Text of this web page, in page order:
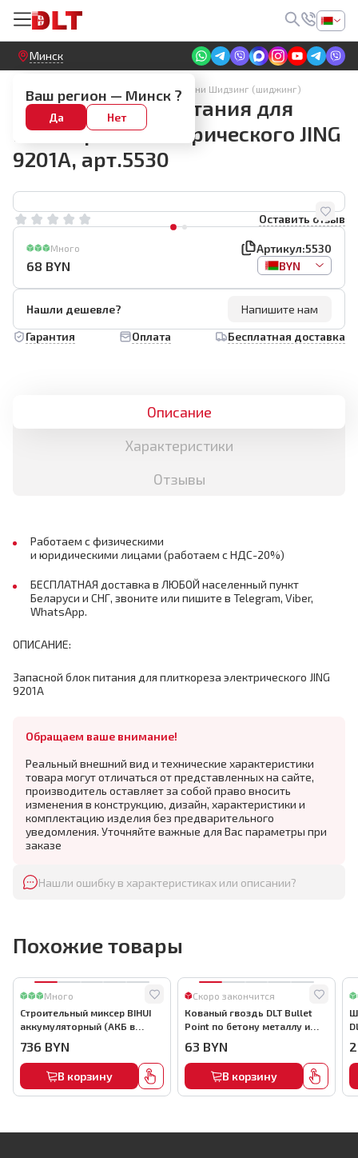
Круглосуточный! Прием заявок на сайте
Минск
Ваш регион — Минск ?
Да Нет
SHIJING Плиткорезы и лазерные уровни Шидзинг (шиджинг)
Запасной блок питания для
плиткореза электрического JING
9201A, арт.5530
Оставить отзыв
Много Артикул:5530
68 BYN BYN
Нашли дешевле?
Напишите нам
Гарантия
Оплата Бесплатная доставка
Описание
Характеристики
Отзывы
Работаем с физическими
и юридическими лицами (работаем с НДС-20%)
БЕСПЛАТНАЯ доставка в ЛЮБОЙ населенный пункт
Беларуси и СНГ, звоните или пишите в Telegram, Viber,
WhatsApp.
ОПИСАНИЕ:
Запасной блок питания для плиткореза электрического JING
9201A
Обращаем ваше внимание!
Реальный внешний вид и технические характеристики
товара могут отличаться от представленных на сайте,
производитель оставляет за собой право вносить
изменения в конструкцию, дизайн, характеристики и
комплектацию изделия без предварительного
уведомления. Уточняйте важные для Вас параметры при
заказе
Нашли ошибку в характеристиках или описании?
Похожие товары
Много
Строительный миксер BIHUI
аккумуляторный (АКБ в
736 BYN
В корзину
Скоро закончится
Кованый гвоздь DLT Bullet
Point по бетону металлу и
арт.0116
63 BYN
В корзину